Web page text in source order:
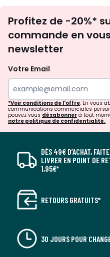
Profitez de -20%*
commande en
newsletter
Votre Email
*Voir conditions de l'offre. En vous
communications commerciales
pouvez vous désabonner à tout
notre politique de confidentialité.
DÈS 49€ D’ACHAT,
LIVRER EN POINT DE
1,95€*
RETOURS GRATUITS*
30 JOURS POUR